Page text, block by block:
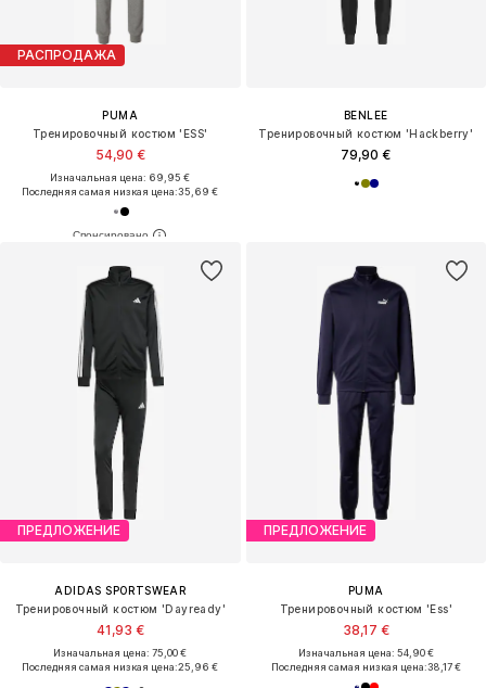
РАСПРОДАЖА
PUMA
Тренировочный костюм 'ESS'
54,90 €
Изначальная цена: 69,95 €
Последняя самая низкая цена:35,69 €
BENLEE
Тренировочный костюм 'Hackberry'
79,90 €
ПРЕДЛОЖЕНИЕ
ADIDAS SPORTSWEAR
Тренировочный костюм 'Dayready'
41,93 €
Изначальная цена: 75,00 €
Последняя самая низкая цена:25,96 €
ПРЕДЛОЖЕНИЕ
PUMA
Тренировочный костюм 'Ess'
38,17 €
Изначальная цена: 54,90 €
Последняя самая низкая цена:38,17 €